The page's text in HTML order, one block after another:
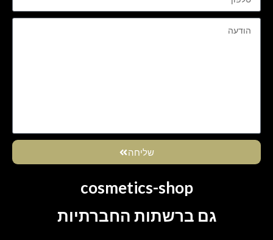
שליחה
cosmetics-shop
גם ברשתות החברתיות